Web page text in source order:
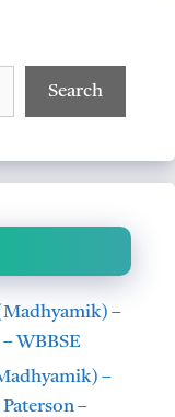
Search
–
WBBSE
–
–